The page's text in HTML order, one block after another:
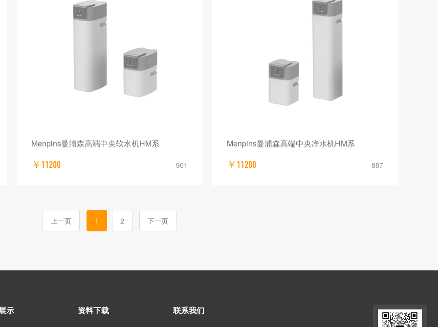
Menpins曼浦森高端中央软水机HM系
￥11200 901
Menpins曼浦森高端中央净水机HM系
￥11200 887
上一页 1 2 下一页
示 资料下载 联系我们